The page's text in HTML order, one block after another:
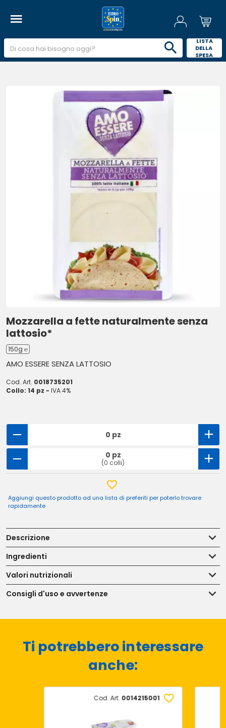
LISTA
DELLA
SPESA
Mozzarella a fette naturalmente senza
lattosio*
150g ℮
AMO ESSERE SENZA LATTOSIO
Cod. Art. 0018735201
Collo: 14 pz - IVA 4%
0 pz
0 pz
(0 colli)
Aggiungi questo prodotto ad una lista di preferiti per poterlo trovare
rapidamente
Descrizione
Ingredienti
Valori nutrizionali
Consigli d'uso e avvertenze
Ti potrebbero interessare
anche:
Cod. Art. 0014215001